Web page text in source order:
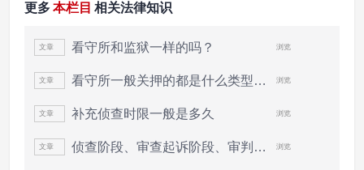
更多 本栏目 相关法律知识
文章 看守所和监狱一样的吗？ 浏览
文章 看守所一般关押的都是什么类型的犯人 浏览
文章 补充侦查时限一般是多久 浏览
文章 侦查阶段、审查起诉阶段、审判阶段的期限... 浏览